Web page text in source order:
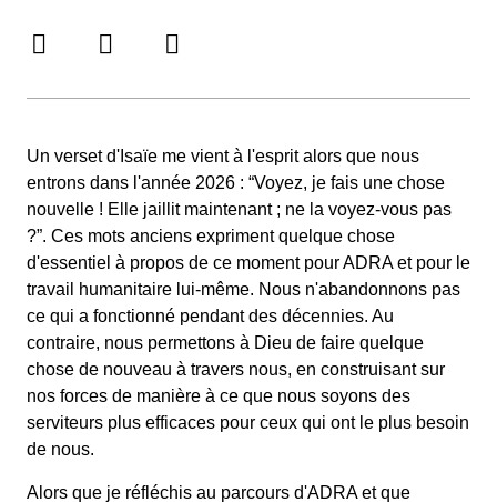
Un verset d'Isaïe me vient à l'esprit alors que nous
entrons dans l'année 2026 : “Voyez, je fais une chose
nouvelle ! Elle jaillit maintenant ; ne la voyez-vous pas
?”. Ces mots anciens expriment quelque chose
d'essentiel à propos de ce moment pour ADRA et pour le
travail humanitaire lui-même. Nous n'abandonnons pas
ce qui a fonctionné pendant des décennies. Au
contraire, nous permettons à Dieu de faire quelque
chose de nouveau à travers nous, en construisant sur
nos forces de manière à ce que nous soyons des
serviteurs plus efficaces pour ceux qui ont le plus besoin
de nous.
Alors que je réfléchis au parcours d'ADRA et que